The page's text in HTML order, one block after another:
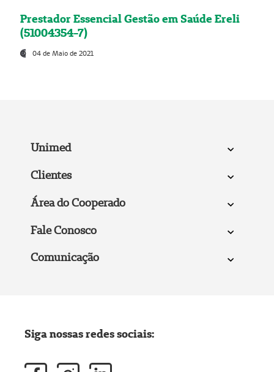
Prestador Essencial Gestão em Saúde Ereli
(51004354-7)
04 de Maio de 2021
Unimed
Clientes
Área do Cooperado
Fale Conosco
Comunicação
Siga nossas redes sociais: